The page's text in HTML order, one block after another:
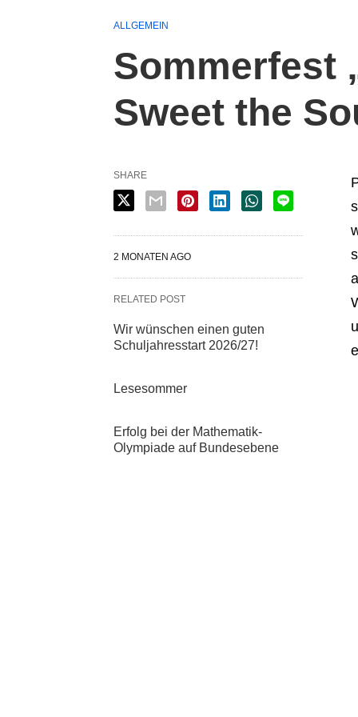
ALLGEMEIN
Sommerfest
Sweet the
SHARE
2 MONATEN AGO
RELATED POST
Wir wünschen einen guten
Schuljahresstart 2026/27!
Lesesommer
Erfolg bei der Mathematik-
Olympiade auf Bundesebene